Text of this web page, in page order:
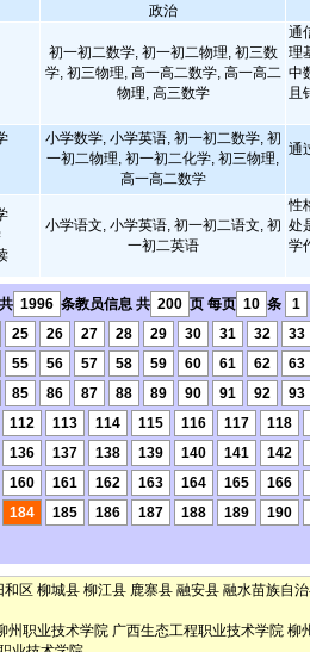
政治
初一初二数学, 初一初二物理, 初三数
学, 初三物理, 高一高二数学, 高一高二
物理, 高三数学
通
理
中
且
小学数学, 小学英语, 初一初二数学, 初
一初二物理, 初一初二化学, 初三物理,
高一高二数学
通
小学语文, 小学英语, 初一初二语文, 初
一初二英语
性
处
学
1996 条教员信息 共 200 页 每页 10 条 1
25 26 27 28 29 30 31 32 33
55 56 57 58 59 60 61 62 63
85 86 87 88 89 90 91 92 93
112 113 114 115 116 117 118
136 137 138 139 140 141 142
160 161 162 163 164 165 166
184 185 186 187 188 189 190
和区 柳城县 柳江县 鹿寨县 融安县 融水苗族自
州职业技术学院 广西生态工程职业技术学院 柳